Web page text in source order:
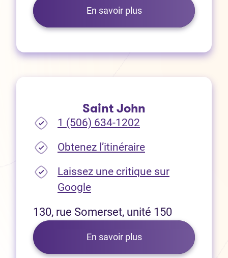
En savoir plus
Saint John
1 (506) 634-1202
Obtenez l’itinéraire(Ouvre dans un
Laissez une critique sur
Google(Ouvre dans un nouvel
130, rue Somerset, unité 150
En savoir plus